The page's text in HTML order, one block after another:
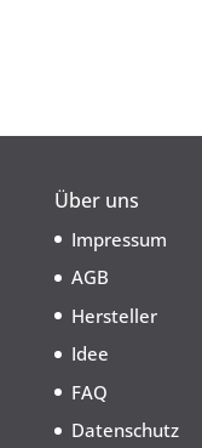
Über uns
Impressum
AGB
Hersteller
Idee
FAQ
Datenschutz